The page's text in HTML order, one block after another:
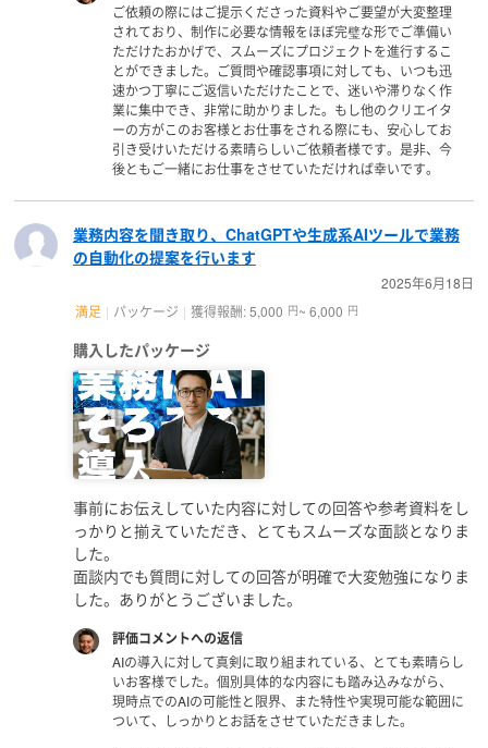
ご依頼の際にはご提示くださった資料やご要望が大変整理
されており、制作に必要な情報をほぼ完璧な形でご準備い
ただけたおかげで、スムーズにプロジェクトを進行するこ
とができました。ご質問や確認事項に対しても、いつも迅
速かつ丁寧にご返信いただけたことで、迷いや滞りなく作
業に集中でき、非常に助かりました。もし他のクリエイタ
ーの方がこのお客様とお仕事をされる際にも、安心してお
引き受けいただける素晴らしいご依頼者様です。是非、今
後ともご一緒にお仕事をさせていただければ幸いです。
業務内容を聞き取り、ChatGPTや生成系AIツールで業務
の自動化の提案を行います
2025年6月18日
満足
パッケージ 獲得報酬: 5,000 円~ 6,000 円
購入したパッケージ
事前にお伝えしていた内容に対しての回答や参考資料をし
っかりと揃えていただき、とてもスムーズな面談となりま
した。
面談内でも質問に対しての回答が明確で大変勉強になりま
した。ありがとうございました。
評価コメントへの返信
AIの導入に対して真剣に取り組まれている、とても素晴らし
いお客様でした。個別具体的な内容にも踏み込みながら、
現時点でのAIの可能性と限界、また特性や実現可能な範囲に
ついて、しっかりとお話をさせていただきました。